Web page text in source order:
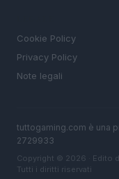
Cookie Policy
Privacy Policy
Note legali
tuttogaming.com è una
2729933
Copyright © 2026 · Edito
Tutti i diritti riservati